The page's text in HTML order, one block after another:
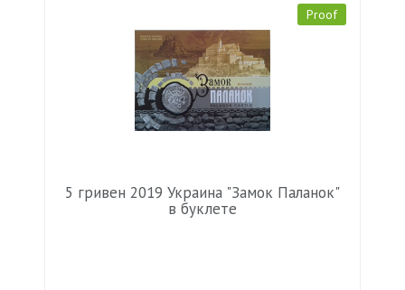
Proof
5 гривен 2019 Украина "Замок Паланок"
в буклете